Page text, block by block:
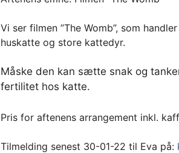
Vi ser filmen ”The Womb”, som
huskatte og store kattedyr.
Måske den kan sætte snak og
fertilitet hos katte.
Pris for aftenens arrangement inkl.
Tilmelding senest 30-01-22 til Eva på: